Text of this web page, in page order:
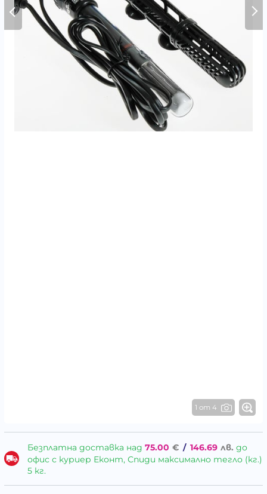
1 от 4
Безплатна доставка над 75.00 € / 146.69 лв. до
офис с куриер Еконт, Спиди максимално тегло (кг.)
5 кг.